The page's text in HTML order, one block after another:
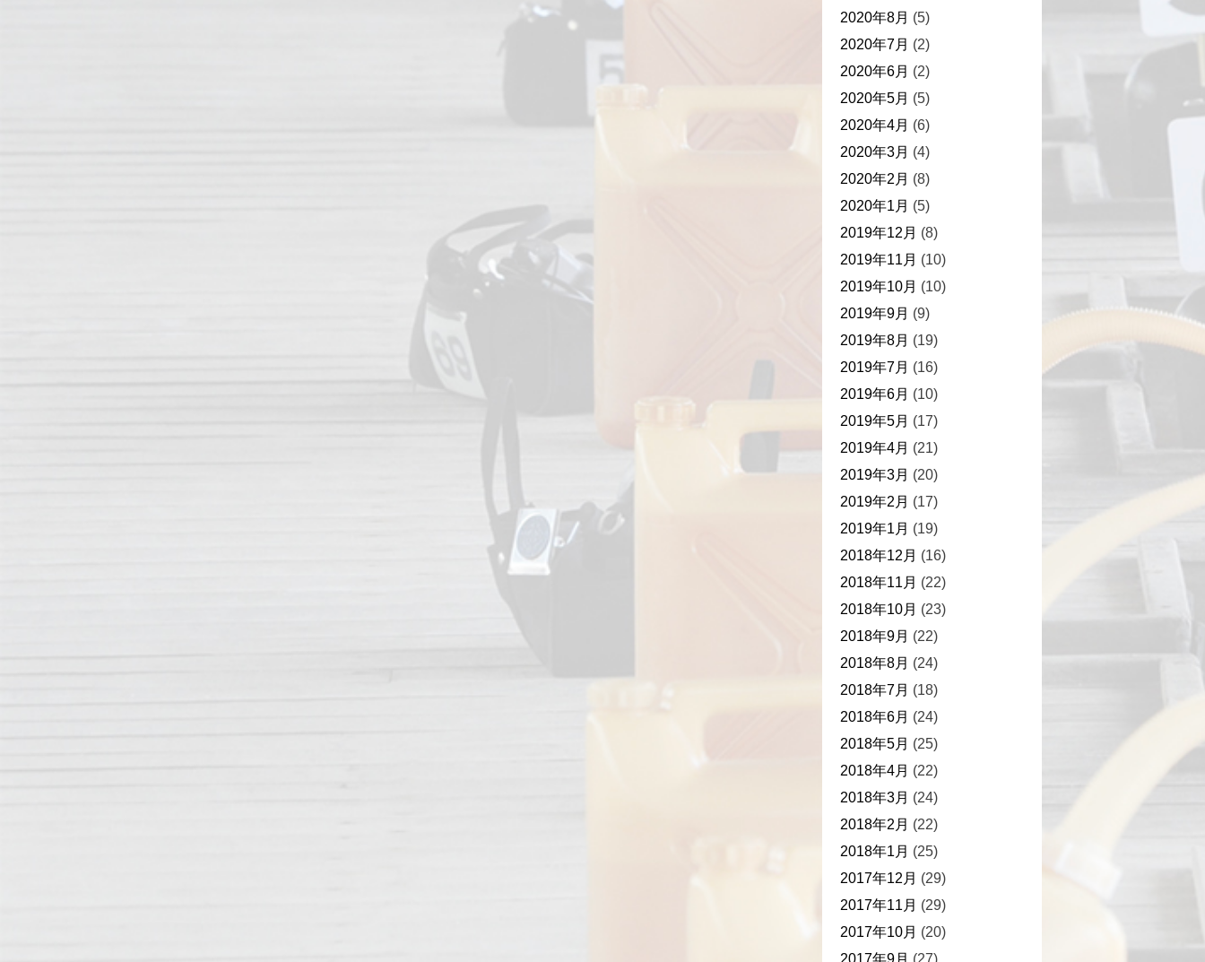
2020年8月 (5)
2020年7月 (2)
2020年6月 (2)
2020年5月 (5)
2020年4月 (6)
2020年3月 (4)
2020年2月 (8)
2020年1月 (5)
2019年12月 (8)
2019年11月 (10)
2019年10月 (10)
2019年9月 (9)
2019年8月 (19)
2019年7月 (16)
2019年6月 (10)
2019年5月 (17)
2019年4月 (21)
2019年3月 (20)
2019年2月 (17)
2019年1月 (19)
2018年12月 (16)
2018年11月 (22)
2018年10月 (23)
2018年9月 (22)
2018年8月 (24)
2018年7月 (18)
2018年6月 (24)
2018年5月 (25)
2018年4月 (22)
2018年3月 (24)
2018年2月 (22)
2018年1月 (25)
2017年12月 (29)
2017年11月 (29)
2017年10月 (20)
2017年9月 (27)